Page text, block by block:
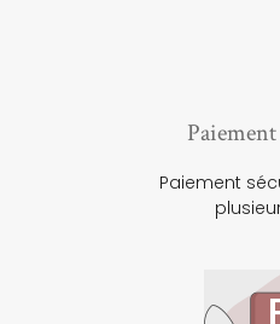
Paiement